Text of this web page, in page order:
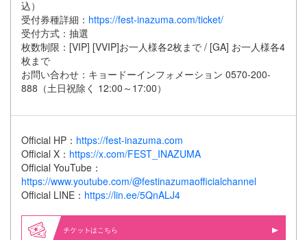
込）
受付券種詳細： https://fest-inazuma.com/ticket/
受付方式：抽選
枚数制限：[VIP] [VVIP]お一人様各2枚まで / [GA] お一人様各4
枚まで
お問い合わせ：キョードーインフォメーション 0570-200-
888（土日祝除く 12:00～17:00）
Official HP： https://fest-inazuma.com
Official X： https://x.com/FEST_INAZUMA
Official YouTube：
https://www.youtube.com/@festinazumaofficialchannel
Official LINE： https://lin.ee/5QnALJ4
はこちら